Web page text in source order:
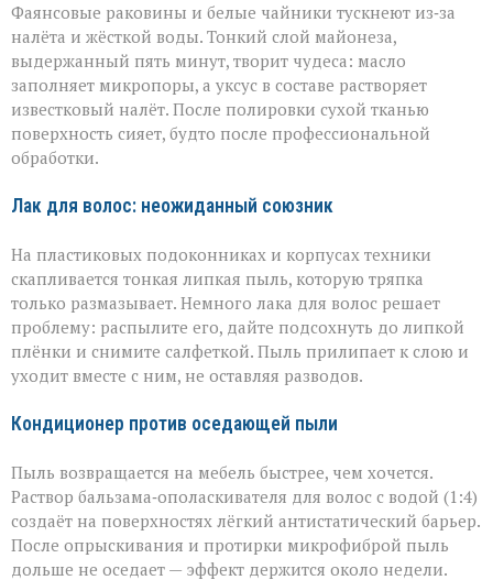
Фаянсовые раковины и белые чайники тускнеют из‑за
налёта и жёсткой воды. Тонкий слой майонеза,
выдержанный пять минут, творит чудеса: масло
заполняет микропоры, а уксус в составе растворяет
известковый налёт. После полировки сухой тканью
поверхность сияет, будто после профессиональной
обработки.
Лак для волос: неожиданный союзник
На пластиковых подоконниках и корпусах техники
скапливается тонкая липкая пыль, которую тряпка
только размазывает. Немного лака для волос решает
проблему: распылите его, дайте подсохнуть до липкой
плёнки и снимите салфеткой. Пыль прилипает к слою и
уходит вместе с ним, не оставляя разводов.
Кондиционер против оседающей пыли
Пыль возвращается на мебель быстрее, чем хочется.
Раствор бальзама‑ополаскивателя для волос с водой (1:4)
создаёт на поверхностях лёгкий антистатический барьер.
После опрыскивания и протирки микрофиброй пыль
дольше не оседает — эффект держится около недели.